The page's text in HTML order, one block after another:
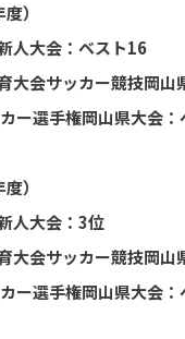
）
人大会：ベスト16
大会サッカー競技岡山
ー選手権岡山県大会：
）
人大会：3位
大会サッカー競技岡山
ー選手権岡山県大会：